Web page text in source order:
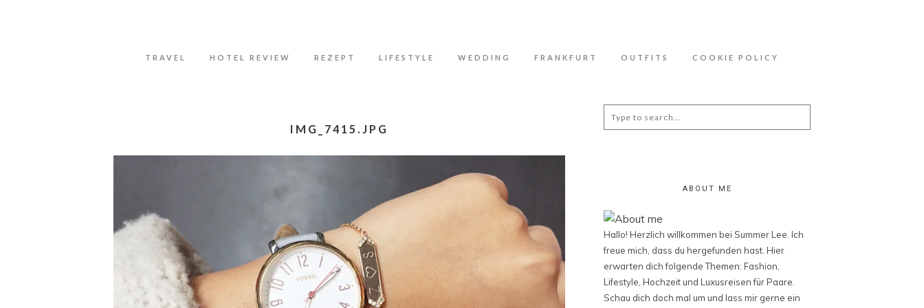
TRAVEL HOTEL REVIEW REZEPT LIFESTYLE WEDDING FRANKFURT OUTFITS COOKIE POLICY
IMG_7415.JPG
Search
for:
ABOUT ME
Hallo! Herzlich willkommen bei Summer Lee. Ich
freue mich, dass du hergefunden hast. Hier
erwarten dich folgende Themen: Fashion,
Lifestyle, Hochzeit und Luxusreisen für Paare.
Schau dich doch mal um und lass mir gerne ein